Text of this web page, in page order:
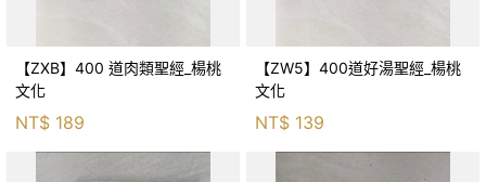
【ZXB】400 道肉類聖經_楊桃
文化
NT$ 189
【ZW5】400道好湯聖經_楊桃
文化
NT$ 139